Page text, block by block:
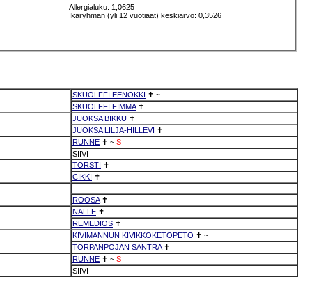
Allergialuku: 1,0625
Ikäryhmän (yli 12 vuotiaat) keskiarvo: 0,3526
SKUOLFFI EENOKKI ✝ ~
SKUOLFFI FIMMA✝
JUOKSA BIKKU ✝
JUOKSA LILJA-HILLEVI ✝
RUNNE ✝ ~ S
SIIVI
TORSTI ✝
CIKKI ✝
ROOSA✝
NALLE ✝
REMEDIOS ✝
KIVIMANNUN KIVIKKOKETOPETO ✝ ~
TORPANPOJAN SANTRA✝
RUNNE ✝ ~ S
SIIVI